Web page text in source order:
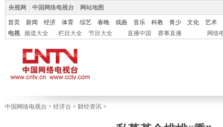
央视网 中国网络电视台 网站地图
首页 新闻 经济 体育 综艺 春晚 戏曲 音乐 科教 青少 文化
艺术
电视
频道大全 栏目大全 节目大全 直播中国 赛事直播 网络
中国网络电视台 > 经济台 > 财经资讯 >